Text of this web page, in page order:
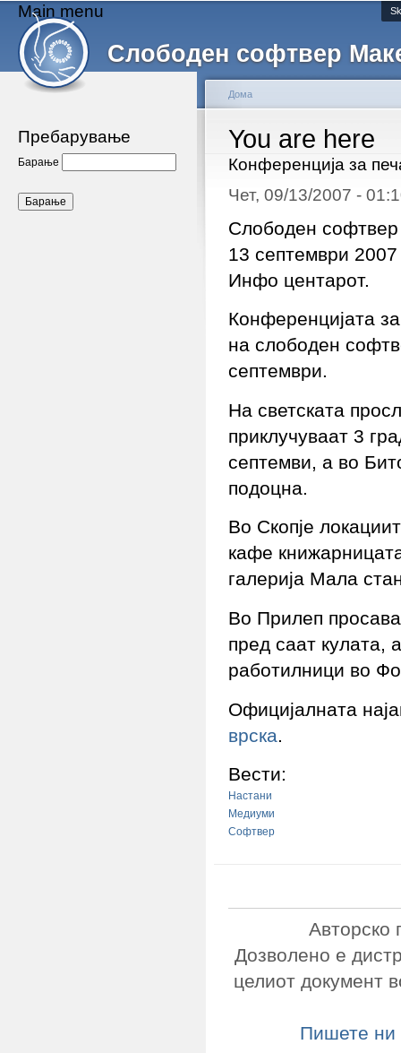
Слободен софтвер
Main menu
Пребарување
Барање
You are here
Дома
Конференција за
Чет, 09/13/2007 -
Слободен софтвер
13 септември
Инфо центарот.
Конференцијата
на слободен
септември.
На светската
приклучуваат 3
септемви, а во
подоцна.
Во Скопје
кафе
галерија Мала
Во Прилеп
пред саат кулата,
работилници во
Официјалната
врска
Вести:
Настани
Медиуми
Софтвер
Авторско
Дозволено е
целиот документ
Пишете ни